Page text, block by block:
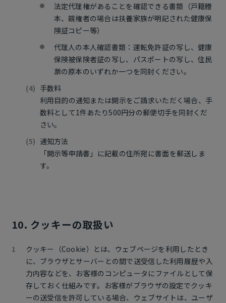
法定代理権があることを確認できる書類（戸籍謄
本、親権者の場合は扶養家族が明記された健康保
険証コピー等）
代理人の本人確認書類：運転免許証の写し、健康
保険被保険者証の写し、パスポートの写し、住民
票の原本のいずれか一つを同封ください。
手数料
利用目的の通知または開示をご請求いただく場合、手
数料として1件あたり500円分の郵便切手を同封くだ
さい。
通知方法
「開示等申請書」に記載の住所宛に書面を郵送しま
す。
10. クッキーの取扱い
クッキー（Cookie）とは、ウェブページを利用したとき
に、ブラウザとサーバーとの間で送受信した利用履歴や入
力内容などを、お客様のコンピュータにファイルとして保
存しておく仕組みです。お客様がブラウザの設定でクッキ
ーの送受信を許可している場合、ウェブサイトは、ユーザ